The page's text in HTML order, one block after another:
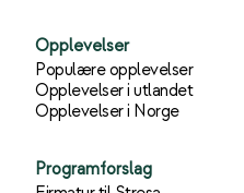
Opplevelser
Populære opplevelser
Opplevelser i utlandet
Opplevelser i Norge
Programforslag